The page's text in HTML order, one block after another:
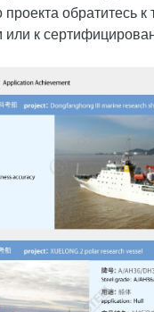
проекта обратитесь к
или к